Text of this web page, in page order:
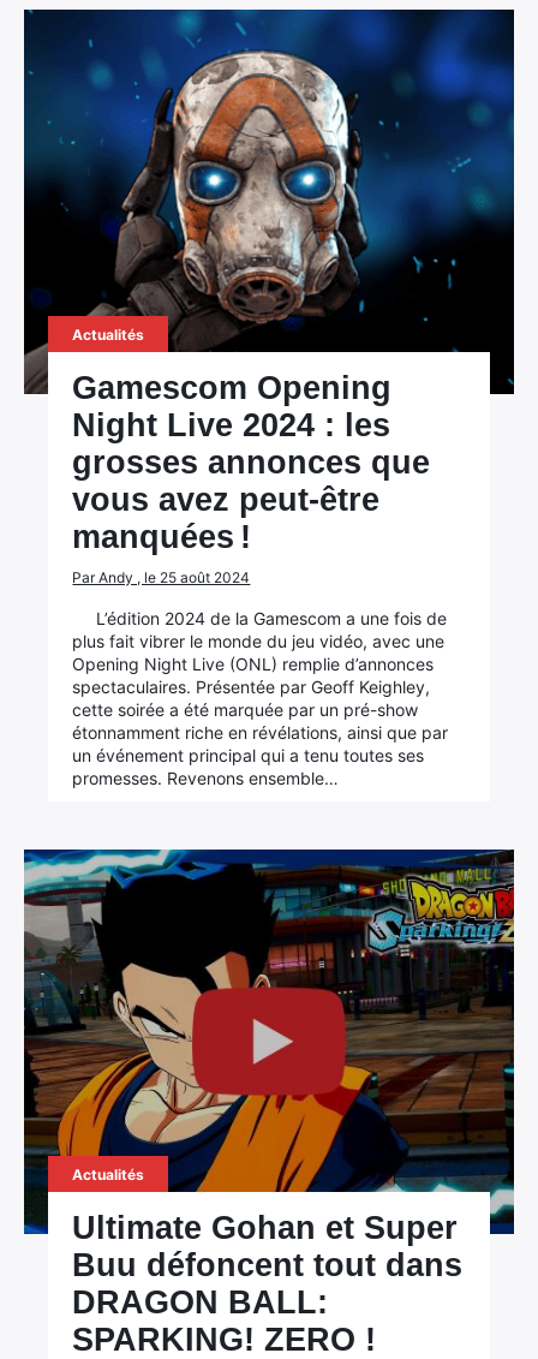
Actualités
Gamescom Opening
Night Live 2024 : les
grosses annonces que
vous avez peut-être
manquées !
Par Andy , le 25 août 2024
L’édition 2024 de la Gamescom a une fois de
plus fait vibrer le monde du jeu vidéo, avec une
Opening Night Live (ONL) remplie d’annonces
spectaculaires. Présentée par Geoff Keighley,
cette soirée a été marquée par un pré-show
étonnamment riche en révélations, ainsi que par
un événement principal qui a tenu toutes ses
promesses. Revenons ensemble…
Actualités
Ultimate Gohan et Super
Buu défoncent tout dans
DRAGON BALL:
SPARKING! ZERO !